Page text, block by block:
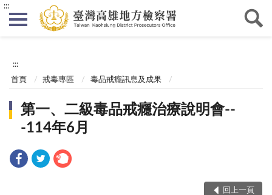
:::
:::
首頁 戒毒專區 毒品戒癮訊息及成果
第一、二級毒品戒癮治療說明會--
-114年6月
回上一頁